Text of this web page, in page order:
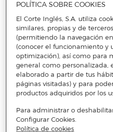
fabricación en elementos de
se esfuerza día a día
mantener el nivel más alto, con
calidad. Te aseguramos que
de Purline-Climacity,
como los descuentos en
Climacity, perfectos para
atractivosdescuentos de
las últimas tendencias en
mucho tiempo.
Purline-Climacity,
perfectos
POLÍTICA SOBRE COOKIES
El Corte Inglés, S.A. utiliza
similares, propias y de
(permitiendo la navegación
(conocer el funcionamiento y
optimización), así como para
general como personalizada,
elaborado a partir de tus
páginas visitadas) y para
productos adquiridos por los
Para administrar o
Configurar Cookies.
Política de cookies